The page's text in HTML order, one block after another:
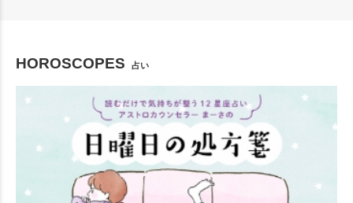
HOROSCOPES 占い